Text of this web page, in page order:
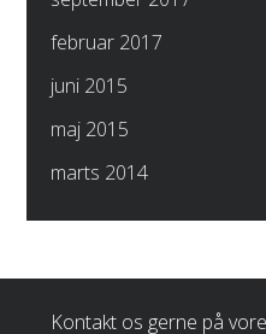
februar 2017
juni 2015
maj 2015
marts 2014
Kontakt os gerne på